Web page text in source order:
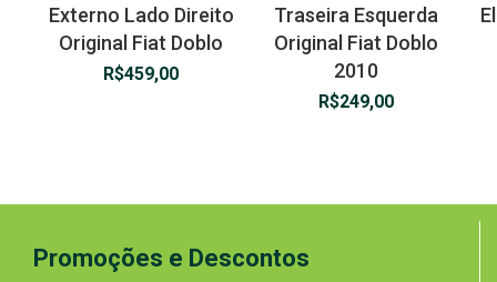
Externo Lado Direito
Original Fiat Doblo
R$459,00
Traseira Esquerda
Original Fiat Doblo
2010
R$249,00
Promoções e Descontos